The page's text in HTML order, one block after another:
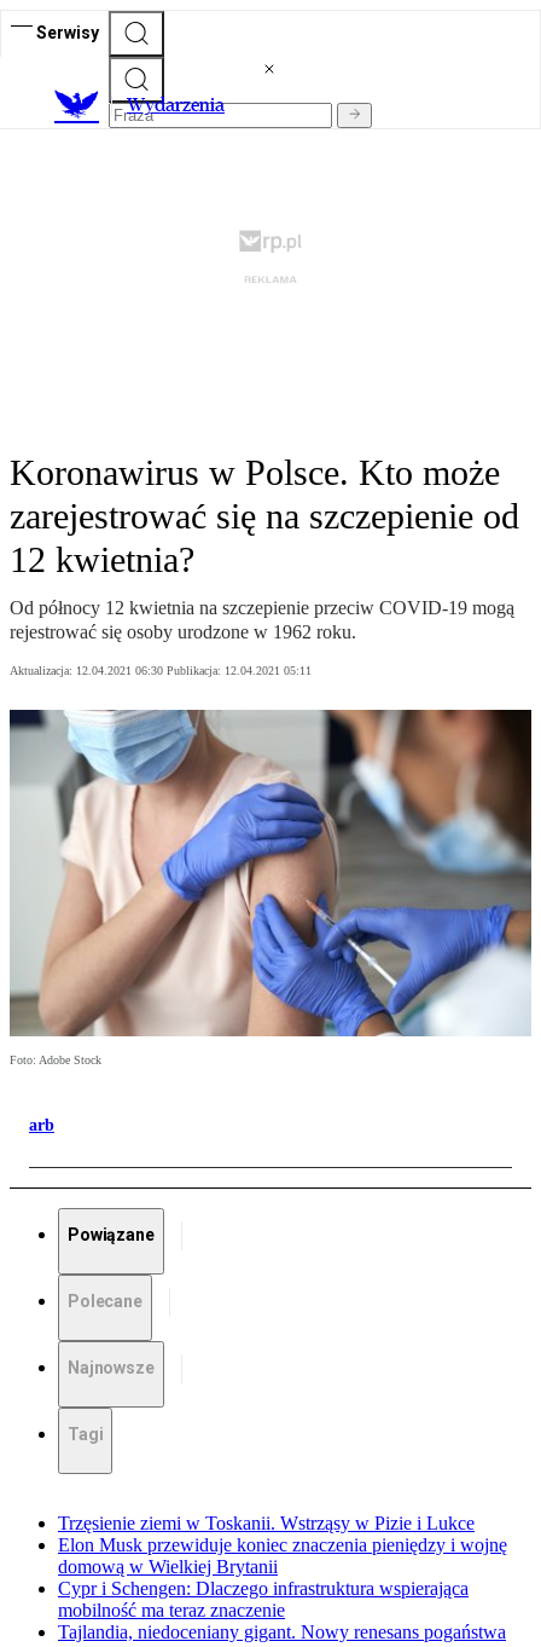
Serwisy
Wydarzenia
Koronawirus w Polsce. Kto może
zarejestrować się na szczepienie od
12 kwietnia?
Od północy 12 kwietnia na szczepienie przeciw COVID-19 mogą
rejestrować się osoby urodzone w 1962 roku.
Aktualizacja: 12.04.2021 06:30 Publikacja: 12.04.2021 05:11
Foto: Adobe Stock
arb
Powiązane
Polecane
Najnowsze
Tagi
Trzęsienie ziemi w Toskanii. Wstrząsy w Pizie i Lukce
Elon Musk przewiduje koniec znaczenia pieniędzy i wojnę
domową w Wielkiej Brytanii
Cypr i Schengen: Dlaczego infrastruktura wspierająca
mobilność ma teraz znaczenie
Tajlandia, niedoceniany gigant. Nowy renesans pogaństwa